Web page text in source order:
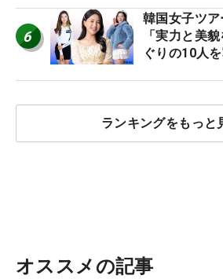
6
韓国女子ツア
「実力と美
ぐりの10人
ランキングをもっと
オススメの記事